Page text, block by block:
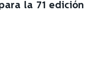
la 71 edición